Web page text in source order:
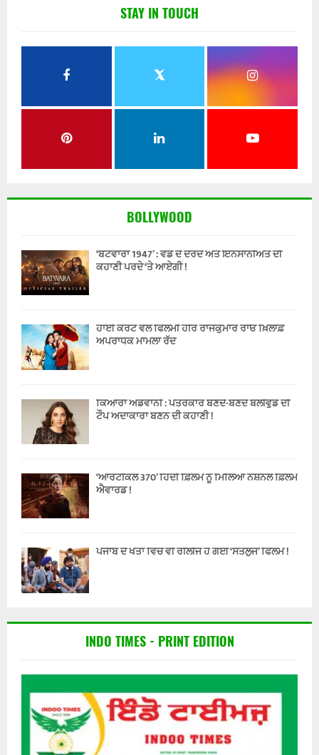
STAY IN TOUCH
BOLLYWOOD
‘ਬਟਵਾਰਾ 1947’ : ਵੰਡ ਦੇ ਦਰਦ ਅਤੇ ਇਨਸਾਨੀਅਤ ਦੀ
ਕਹਾਣੀ ਪਰਦੇ ‘ਤੇ ਆਏਗੀ !
ਹਾਈ ਕੋਰਟ ਵਲੋਂ ਫਿਲਮੀ ਹੀਰੋ ਰਾਜਕੁਮਾਰ ਰਾਓ ਖ਼ਿਲਾਫ਼
ਅਪਰਾਧਕ ਮਾਮਲਾ ਰੱਦ
ਕਿਆਰਾ ਅਡਵਾਨੀ : ਪੱਤਰਕਾਰ ਬਣਦੇ-ਬਣਦੇ ਬੌਲੀਵੁੱਡ ਦੀ
ਟੌਪ ਅਦਾਕਾਰਾ ਬਣਨ ਦੀ ਕਹਾਣੀ !
‘ਆਰਟੀਕਲ 370’ ਹਿੰਦੀ ਫ਼ਿਲਮ ਨੂੰ ਮਿਲਿਆ ਨੈਸ਼ਨਲ ਫ਼ਿਲਮ
ਐਵਾਰਡ !
ਪੰਜਾਬ ਦੇ ਖੇਤਾਂ ਵਿੱਚ ਵੀ ਰੀਲੀਜ ਹੋ ਗਈ ‘ਸਤਲੁਜ’ ਫਿਲਮ !
INDO TIMES - PRINT EDITION